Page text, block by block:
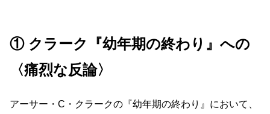
① クラーク『幼年期の終わり』への
〈痛烈な反論〉
アーサー・C・クラークの『幼年期の終わり』において、